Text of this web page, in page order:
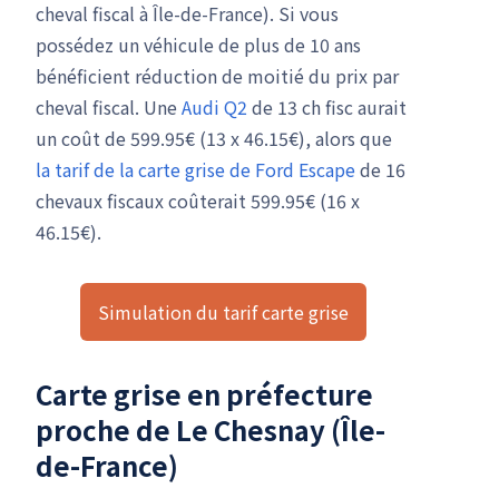
cheval fiscal à Île-de-France). Si vous
possédez un véhicule de plus de 10 ans
bénéficient réduction de moitié du prix par
cheval fiscal. Une Audi Q2 de 13 ch fisc aurait
un coût de 599.95€ (13 x 46.15€), alors que
la tarif de la carte grise de Ford Escapede 16
chevaux fiscaux coûterait 599.95€ (16 x
46.15€).
Simulation du tarif carte grise
Carte grise en préfecture
proche de Le Chesnay (Île-
de-France)